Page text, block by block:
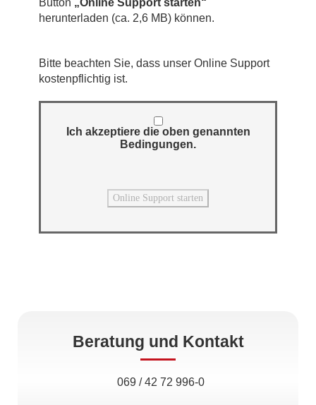
Button „Online Support starten“
herunterladen (ca. 2,6 MB) können.
Bitte beachten Sie, dass unser Online Support
kostenpflichtig ist.
Ich akzeptiere die oben genannten
Bedingungen.
Beratung und Kontakt
069 / 42 72 996-0